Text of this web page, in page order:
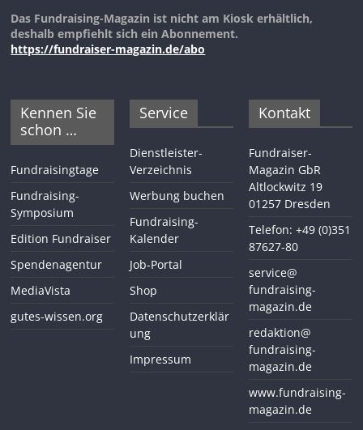
Das Fundraising-Magazin ist nicht am Kiosk erhältlich,
deshalb empfiehlt sich ein Abonnement.
https://fundraiser-magazin.de/abo
Kennen Sie
schon …
Fundraisingtage
Fundraising-
Symposium
Edition Fundraiser
Spendenagentur
MediaVista
gutes-wissen.org
Service
Dienstleister-
Verzeichnis
Werbung buchen
Fundraising-
Kalender
Job-Portal
Shop
Datenschutzerklär
ung
Impressum
Kontakt
Fundraiser-
Magazin GbR
Altlockwitz 19
01257 Dresden
Telefon: +49 (0)351
87627-80
service@
fundraising-
magazin.de
redaktion@
fundraising-
magazin.de
www.fundraising-
magazin.de